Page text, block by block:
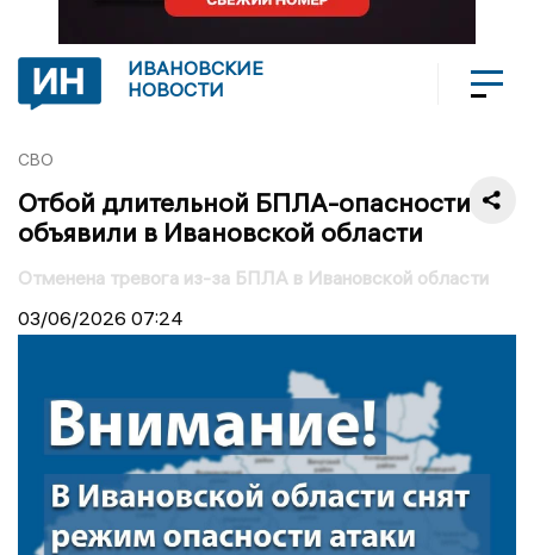
ИВАНОВСКИЕ
НОВОСТИ
СВО
Отбой длительной БПЛА-опасности
объявили в Ивановской области
Отменена тревога из-за БПЛА в Ивановской области
03/06/2026 07:24